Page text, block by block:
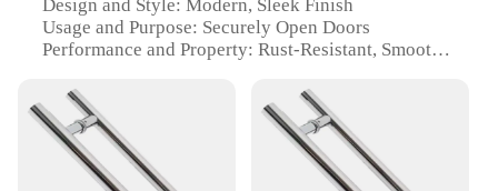
Design and Style: Modern, Sleek Finish
Usage and Purpose: Securely Open Doors
Performance and Property: Rust-Resistant, Smooth
Shape and Size: Compact and Easy to Install
Quantity: Available in Sets for Multiple Doors
Features:
**Enhanced Security and Style**